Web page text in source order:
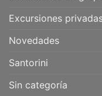
Excursiones
Novedades
Santorini
Sin categoría